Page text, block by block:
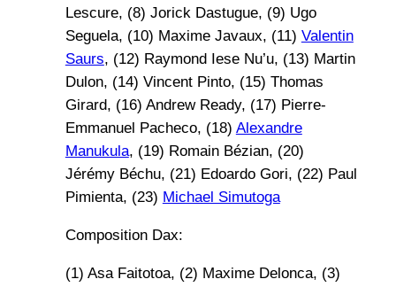
Lescure, (8) Jorick Dastugue, (9) Ugo
Seguela, (10) Maxime Javaux, (11) Valentin
Saurs, (12) Raymond Iese Nu’u, (13) Martin
Dulon, (14) Vincent Pinto, (15) Thomas
Girard, (16) Andrew Ready, (17) Pierre-
Emmanuel Pacheco, (18) Alexandre
Manukula, (19) Romain Bézian, (20)
Jérémy Béchu, (21) Edoardo Gori, (22) Paul
Pimienta, (23) Michael Simutoga
Composition Dax:
(1) Asa Faitotoa, (2) Maxime Delonca, (3)